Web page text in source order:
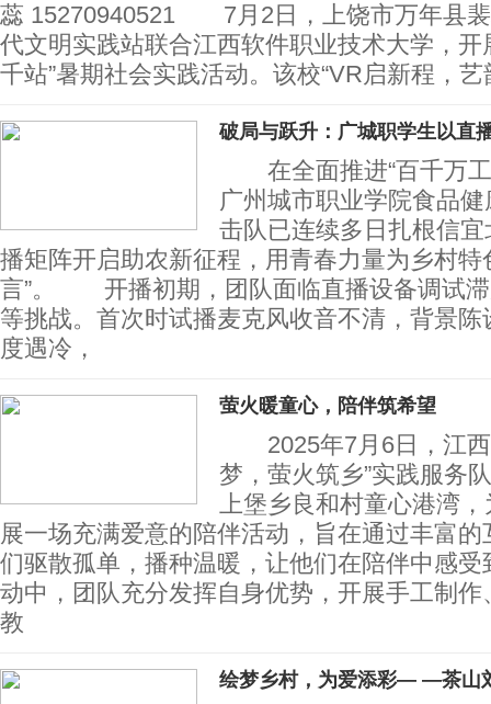
蕊 15270940521 7月2日，上饶市万年县裴
代文明实践站联合江西软件职业技术大学，开
千站”暑期社会实践活动。该校“VR启新程，艺
破局与跃升：广城职学生以直
在全面推进“百千万工
广州城市职业学院食品健
击队已连续多日扎根信
播矩阵开启助农新征程，用青春力量为乡村特
言”。 开播初期，团队面临直播设备调试滞
等挑战。首次时试播麦克风收音不清，背景
度遇冷，
萤火暖童心，陪伴筑希望
2025年7月6日，江西
梦，萤火筑乡”实践服务
上堡乡良和村童心港湾
展一场充满爱意的陪伴活动，旨在通过丰富
们驱散孤单，播种温暖，让他们在陪伴中
动中，团队充分发挥自身优势，开展手工制
教
绘梦乡村，为爱添彩— —茶山